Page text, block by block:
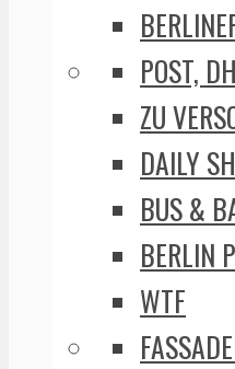
POST,
ZU
DAILY
BUS &
BERLIN
WTF